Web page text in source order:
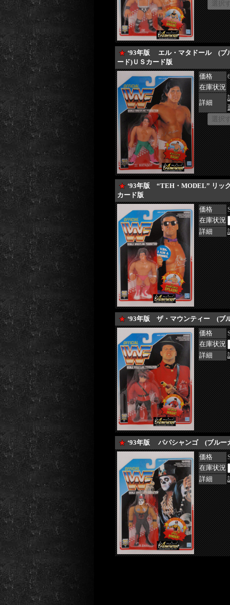
‘93年版 エル・マタドール (ブ
ード)ＵＳカード版
価格
在庫状況
詳細
‘93年版 “TEH・MODEL” リ
カード版
価格
在庫状況
詳細
‘93年版 ザ・マウンティー (ブ
価格
在庫状況
詳細
‘93年版 パパシャンゴ (ブルー
価格
在庫状況
詳細